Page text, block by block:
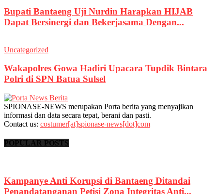
Bupati Bantaeng Uji Nurdin Harapkan HIJAB
Dapat Bersinergi dan Bekerjasama Dengan...
Uncategorized
Wakapolres Gowa Hadiri Upacara Tupdik Bintara
Polri di SPN Batua Sulsel
SPIONASE-NEWS merupakan Porta berita yang menyajikan
informasi dan data secara tepat, berani dan pasti.
Contact us: costumer[at]spionase-news[dot]com
POPULAR POSTS
Kampanye Anti Korupsi di Bantaeng Ditandai
Penandatanganan Petisi Zona Integritas Anti...